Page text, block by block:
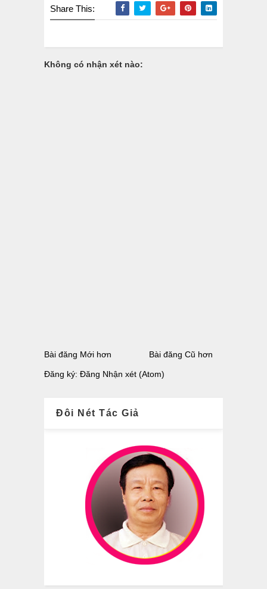
Share This:
Không có nhận xét nào:
Bài đăng Mới hơn Bài đăng Cũ hơn
Đăng ký: Đăng Nhận xét (Atom)
Đôi Nét Tác Giả